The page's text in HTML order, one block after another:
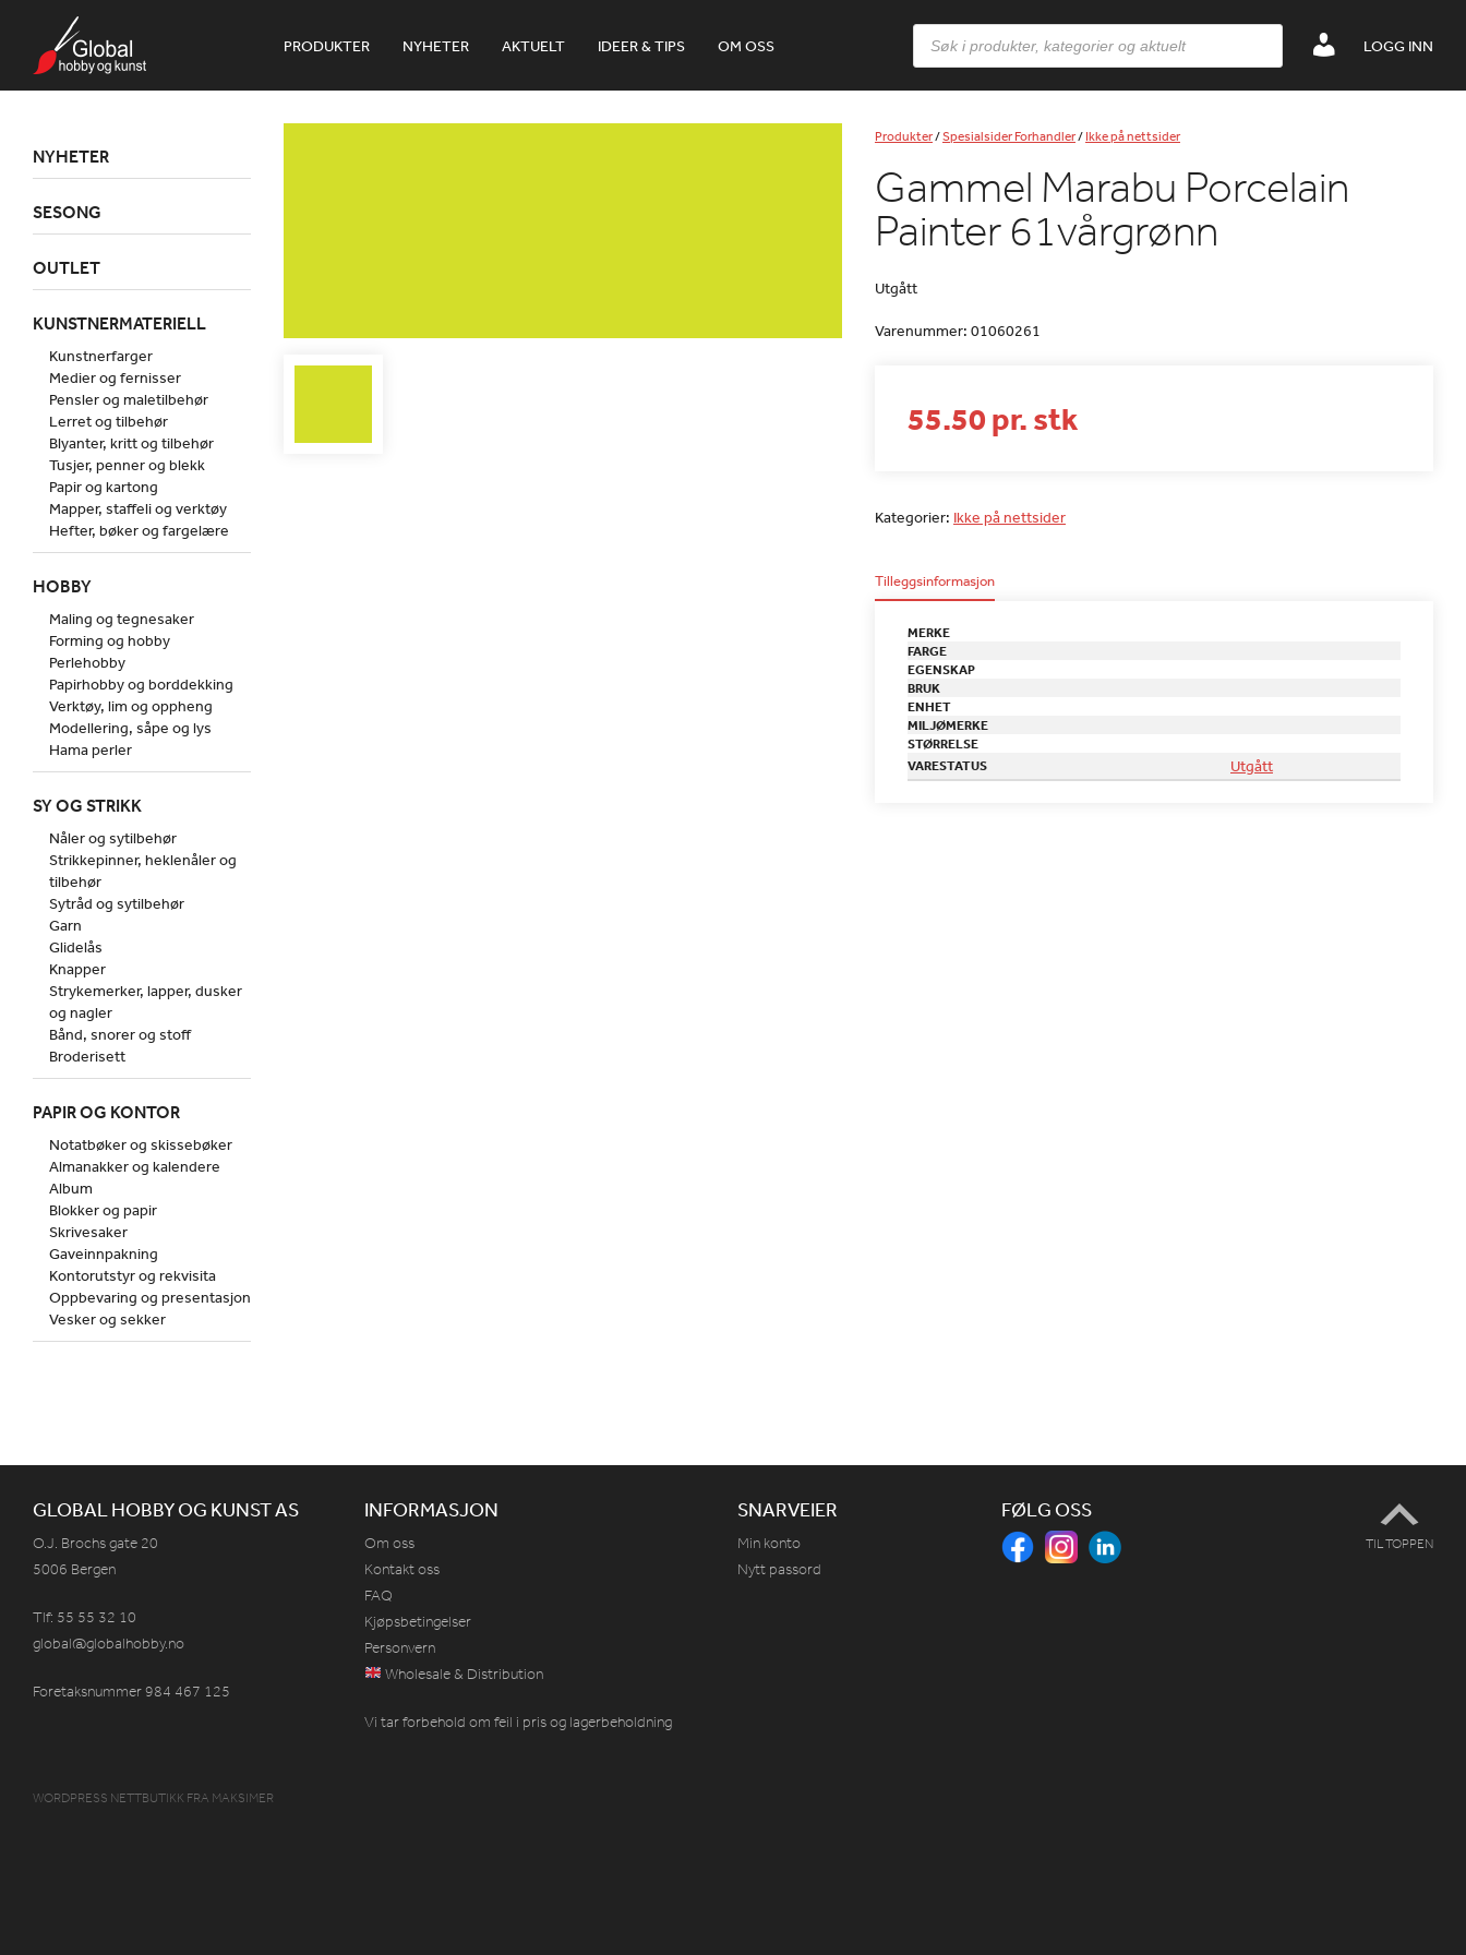
PRODUKTER NYHETER AKTUELT IDEER & TIPS OM OSS LOGG INN
Products
search
Produkter/Spesialsider Forhandler/Ikke på nettsider
Gammel Marabu Porcelain
Painter 61vårgrønn
Utgått
Varenummer: 01060261
55.50 pr. stk
Kategorier: Ikke på nettsider
Tilleggsinformasjon
MERKE
FARGE
EGENSKAP
BRUK
ENHET
MILJØMERKE
STØRRELSE
VARESTATUS
Utgått
NYHETER
SESONG
OUTLET
KUNSTNERMATERIELL
Kunstnerfarger
Medier og fernisser
Pensler og maletilbehør
Lerret og tilbehør
Blyanter, kritt og tilbehør
Tusjer, penner og blekk
Papir og kartong
Mapper, staffeli og verktøy
Hefter, bøker og fargelære
HOBBY
Maling og tegnesaker
Forming og hobby
Perlehobby
Papirhobby og borddekking
Verktøy, lim og oppheng
Modellering, såpe og lys
Hama perler
SY OG STRIKK
Nåler og sytilbehør
Strikkepinner, heklenåler og
tilbehør
Sytråd og sytilbehør
Garn
Glidelås
Knapper
Strykemerker, lapper, dusker
og nagler
Bånd, snorer og stoff
Broderisett
PAPIR OG KONTOR
Notatbøker og skissebøker
Almanakker og kalendere
Album
Blokker og papir
Skrivesaker
Gaveinnpakning
Kontorutstyr og rekvisita
Oppbevaring og presentasjon
Vesker og sekker
GLOBAL HOBBY OG KUNST AS
O.J. Brochs gate 20
5006 Bergen
Tlf: 55 55 32 10
global@globalhobby.no
Foretaksnummer 984 467 125
INFORMASJON
Om oss
Kontakt oss
FAQ
Kjøpsbetingelser
Personvern
Wholesale & Distribution
Vi tar forbehold om feil i pris og lagerbeholdning
SNARVEIER
Min konto
Nytt passord
FØLG OSS
TIL TOPPEN
WORDPRESS NETTBUTIKK FRA MAKSIMER